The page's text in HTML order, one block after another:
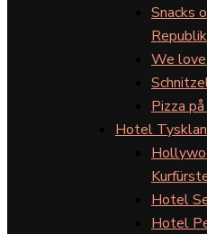
Snacks
Republik
We
Pizza
Hotel
Hotel
Hotel